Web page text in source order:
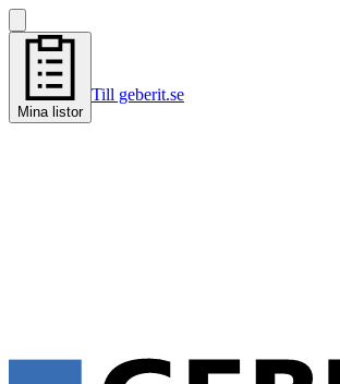
Mina listor
Till geberit.se